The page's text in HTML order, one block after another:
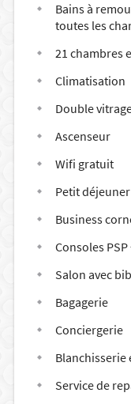
Bains à
toutes les
21 chambres
Climatisation
Double
Ascenseur
Wifi gratuit
Petit
Business
Consoles
Salon avec
Bagagerie
Conciergerie
Blanchisserie
Service de